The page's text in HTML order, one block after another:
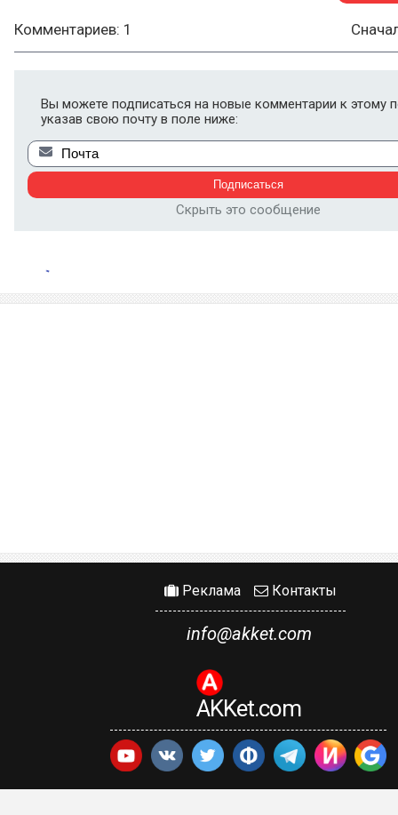
Комментариев: 1
Вы можете подписаться на новые комментарии к этому
указав свою почту в поле ниже:
Скрыть это сообщение
Реклама Контакты
info@akket.com
AKKet.com